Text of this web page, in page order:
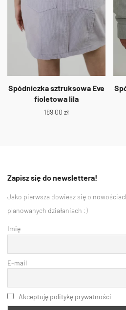
Spódniczka sztruksowa Eve
fioletowa lila
189,00 zł
Zapisz się do newslettera!
Jako pierwsza dowiesz się o
planowanych działaniach :)
Imię
E-mail
Akceptuję politykę prywatności